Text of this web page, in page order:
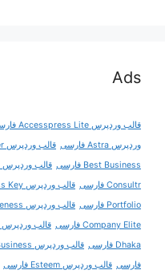
Ads
قالب وردپرس Accesspress Lite فارسی
وردپرس Astra فارسی
قالب وردپرس Automobile Car Dealer فارسی
Best Business فارسی
قالب وردپرس Boxy فارسی
Consultr فارسی
قالب وردپرس Business Key فارسی
Portfolio فارسی
قالب وردپرس Business Responsiveness فارسی
Company Elite فارسی
قالب وردپرس Cosmica Green فارسی
Dhaka فارسی
قالب وردپرس Dikka Business فارسی
فارسی قالب وردپرس Esteem فارسی